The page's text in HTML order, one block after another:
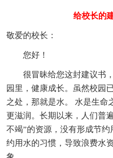
给校长的
敬爱的校长：
您好！
很冒昧给您这封建议书，
园里，健康成长。虽然校园
之处，那就是水。 水是生命
更滋润。长期以来，人们普
不竭”的资源，没有形成节
约用水的习惯，导致浪费水